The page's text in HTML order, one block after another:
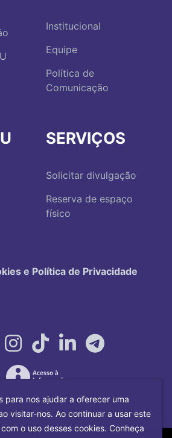
Institucional
Equipe
Política de
Comunicação
SERVIÇOS
Solicitar divulgação
Reserva de espaço
físico
e Política de Privacidade
para nos ajudar a oferecer uma
visitar-nos. Ao continuar a usar este
o uso desses cookies. Conheça